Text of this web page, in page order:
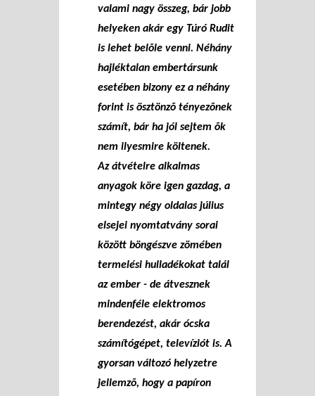
valami nagy összeg, bár jobb
helyeken akár egy Túró Rudit
is lehet belõle venni. Néhány
hajléktalan embertársunk
esetében bizony ez a néhány
forint is ösztönzõ tényezõnek
számít, bár ha jól sejtem õk
nem ilyesmire költenek.
Az átvételre alkalmas
anyagok köre igen gazdag, a
mintegy négy oldalas július
elsejei nyomtatvány sorai
között böngészve zömében
termelési hulladékokat talál
az ember - de átvesznek
mindenféle elektromos
berendezést, akár ócska
számítógépet, televíziót is. A
gyorsan változó helyzetre
jellemzõ, hogy a papíron